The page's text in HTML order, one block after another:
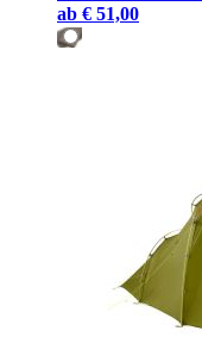
ab € 51,00